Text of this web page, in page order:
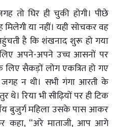
तो घिर ही चुकी होगी। पीछे
या नहीं। यही सोचकर वह
है कि शंखनाद शुरू हो गया
लिए अपने-अपने उच्च आसनों पर
सैकड़ों लोग एकत्रित हो गए
न थी। सभी गंगा आरती के
रिया भी सीढ़ियों पर ही टिक
बुजुर्ग महिला उसके पास आकर
कहा, “अरे माताजी, आप आगे